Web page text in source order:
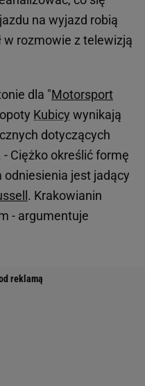
na wyjazd robią
w rozmowie z telewizją
dla "Motorsport
Kubicy wynikają
dotyczących
Ciężko określić formę
jest jadący
. Krakowianin
- argumentuje